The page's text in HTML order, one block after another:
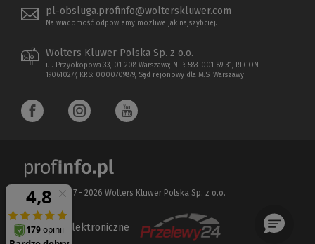
pl-obsluga.profinfo@wolterskluwer.com
Na wiadomość odpowiemy możliwe jak najszybciej.
Wolters Kluwer Polska Sp. z o.o.
ul. Przyokopowa 33, 01-208 Warszawa; NIP: 583-001-89-31, REGON:
190610277, KRS: 0000709879, Sąd rejonowy dla M.S. Warszawy
Copyright 1997 - 2026 Wolters Kluwer Polska Sp. z o.o.
Płatności elektroniczne
(Nowe
(Link